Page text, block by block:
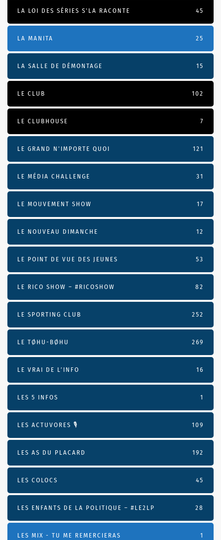
LA LOI DES SÉRIES S'LA RACONTE 45
LA MANITA 25
LA SALLE DE DÉMONTAGE 15
LE CLUB 102
LE CLUBHOUSE 7
LE GRAND N’IMPORTE QUOI 121
LE MÉDIA CHALLENGE 31
LE MOUVEMENT SHOW 17
LE NOUVEAU DIMANCHE 12
LE POINT DE VUE DES JEUNES 53
LE RICO SHOW – #RICOSHOW 82
LE SPORTING CLUB 252
LE TØHU-BØHU 269
LE VRAI DE L’INFO 16
LES 5 INFOS 1
LES ACTUVORES 🎙 109
LES AS DU PLACARD 192
LES COLOCS 45
LES ENFANTS DE LA POLITIQUE – #LE2LP 28
LES MIX - TU ME REMERCIERAS 1